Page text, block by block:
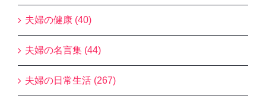
夫婦の健康 (40)
夫婦の名言集 (44)
夫婦の日常生活 (267)